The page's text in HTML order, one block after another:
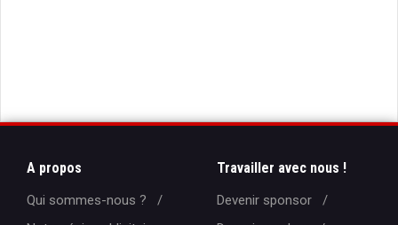
A propos
Qui sommes-nous ?
Travailler avec nous !
Devenir sponsor